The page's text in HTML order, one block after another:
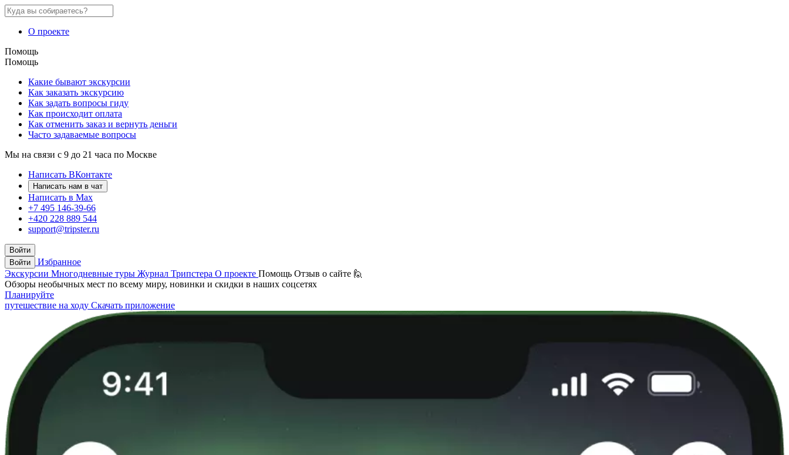
О проекте
Помощь
Помощь
Какие бывают экскурсии
Как заказать экскурсию
Как задать вопросы гиду
Как происходит оплата
Как отменить заказ и вернуть деньги
Часто задаваемые вопросы
Мы на связи с 9 до 21 часа по Москве
Написать ВКонтакте
Написать нам в чат
Написать в Max
+7 495 146-39-66
+420 228 889 544
support@tripster.ru
Войти
Войти
Избранное
Экскурсии Многодневные туры Журнал Трипстера О проекте Помощь Отзыв о сайте 🙋
Обзоры необычных мест по всему миру, новинки и скидки в наших соцсетях
Планируйте
путешествие на ходу Скачать приложение